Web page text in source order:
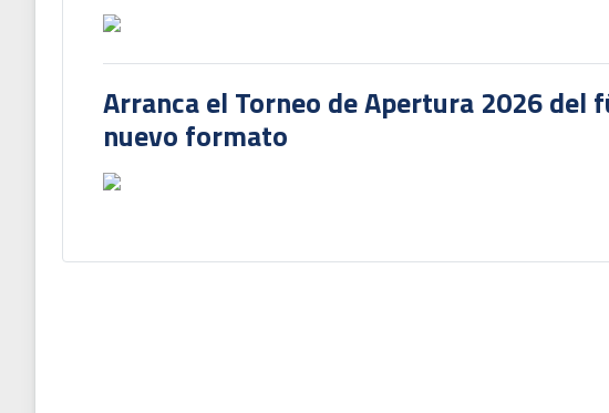
Arranca el Torneo de Apertura 2026 del
nuevo formato